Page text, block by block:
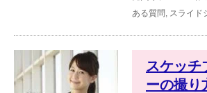
ある質問, スライド
スケッチ
ーの撮り